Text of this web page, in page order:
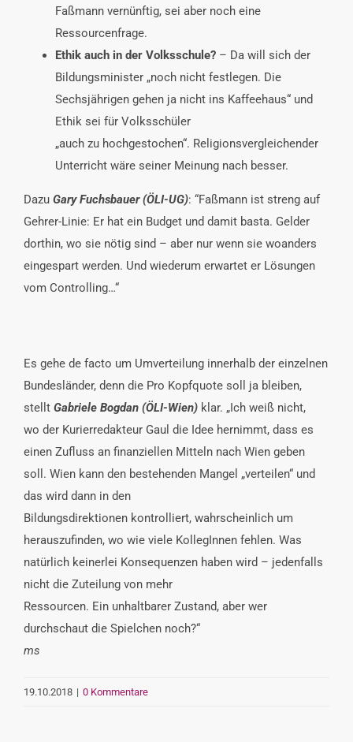
Faßmann vernünftig, sei aber noch eine
Ressourcenfrage.
Ethik auch in der Volksschule? – Da will sich der
Bildungsminister „noch nicht festlegen. Die
Sechsjährigen gehen ja nicht ins Kaffeehaus“ und
Ethik sei für Volksschüler
„auch zu hochgestochen“. Religionsvergleichender
Unterricht wäre seiner Meinung nach besser.
Dazu Gary Fuchsbauer (ÖLI-UG): “Faßmann ist streng auf
Gehrer-Linie: Er hat ein Budget und damit basta. Gelder
dorthin, wo sie nötig sind – aber nur wenn sie woanders
eingespart werden. Und wiederum erwartet er Lösungen
vom Controlling…“
Es gehe de facto um Umverteilung innerhalb der einzelnen
Bundesländer, denn die Pro Kopfquote soll ja bleiben,
stellt Gabriele Bogdan (ÖLI-Wien) klar. „Ich weiß nicht,
wo der Kurierredakteur Gaul die Idee hernimmt, dass es
einen Zufluss an finanziellen Mitteln nach Wien geben
soll. Wien kann den bestehenden Mangel „verteilen“ und
das wird dann in den
Bildungsdirektionen kontrolliert, wahrscheinlich um
herauszufinden, wo wie viele KollegInnen fehlen. Was
natürlich keinerlei Konsequenzen haben wird – jedenfalls
nicht die Zuteilung von mehr
Ressourcen. Ein unhaltbarer Zustand, aber wer
durchschaut die Spielchen noch?“
ms
19.10.2018 | 0 Kommentare